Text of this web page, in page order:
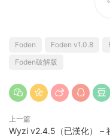
Foden Foden v1.0.8
Foden破解版
上一篇
Wyzi v2.4.5（已漢化） –